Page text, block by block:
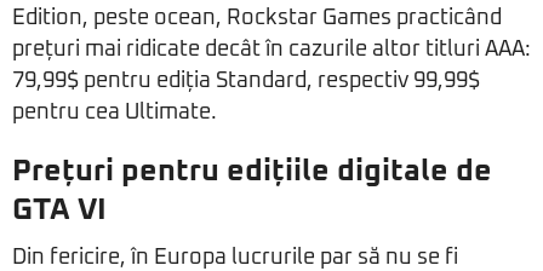
Edition, peste ocean, Rockstar Games practicând
prețuri mai ridicate decât în cazurile altor titluri AAA:
79,99$ pentru ediția Standard, respectiv 99,99$
pentru cea Ultimate.
Prețuri pentru edițiile digitale de
GTA VI
Din fericire, în Europa lucrurile par să nu se fi